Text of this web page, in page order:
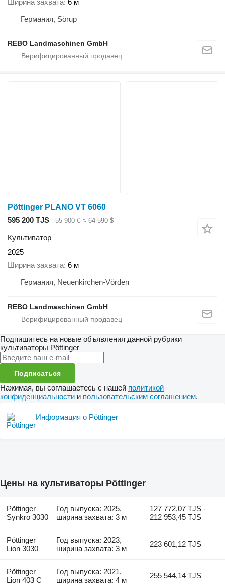
Ширина захвата 6 м
Германия, Sörup
REBO Landmaschinen GmbH
Pöttinger PLANO VT 6060
595 200 TJS
55 900 € ≈ 64 590 $
Культиватор
2025
Ширина захвата 6 м
Германия, Neuenkirchen-Vörden
REBO Landmaschinen GmbH
Подпишитесь на новые объявления данной рубрики
культиваторы Pöttinger
Подписаться
Нажимая, вы соглашаетесь с нашей политикой
конфиденциальности и пользовательским соглашением.
Информация о Pöttinger
Цены на культиваторы Pöttinger
Pöttinger
Synkro 3030
Год выпуска: 2025,
ширина захвата: 3 м
127 772,07 TJS -
212 953,45 TJS
Pöttinger
Lion 3030
Год выпуска: 2023,
ширина захвата: 3 м
223 601,12 TJS
Pöttinger
Lion 403 C
Год выпуска: 2021,
ширина захвата: 4 м
255 544,14 TJS